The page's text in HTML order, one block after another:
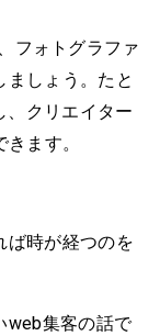
フォトグラファ
ましょう。たと
、クリエイター
ます。
ば時が経つのを
web集客の話で